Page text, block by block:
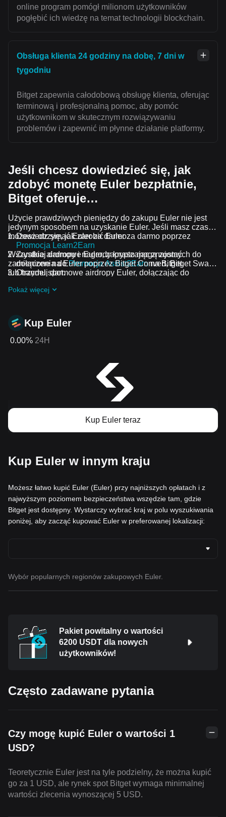
online program pomógł milionom użytkowników
pogłębić ich wiedzę na temat technologii blockchain.
Obsługa klienta 24 godziny na dobę, 7 dni w
tygodniu
Bitget zapewnia całodobową obsługę klienta, oferując
terminową i profesjonalną pomoc, aby pomóc
użytkownikom w skutecznym rozwiązywaniu
problemów i zapewnić im płynne działanie platformy.
Jeśli chcesz dowiedzieć się, jak
zdobyć monetę Euler bezpłatnie,
Bitget oferuje…
Użycie prawdziwych pieniędzy do zakupu Euler nie jest
jedynym sposobem na uzyskanie Euler. Jeśli masz czas,
możesz otrzymać Euler za darmo.
Dowiedz się, jak zarobić Euler za darmo poprzez
Promocja Learn2Earn
Zarabiaj darmowe Euler, zapraszając znajomych do
dołączenia doPromocja Assist2Earnna Bitget.
Otrzymuj darmowe airdropy Euler, dołączając do
Wszystkie airdropy i nagrody krypto mogą zostać
zamienione na Euler poprzez Bitget Convert, Bitget Swap
lub handel spot.
Pokaż więcej
Kup Euler
0.00% 24H
Kup Euler teraz
Kup Euler w innym kraju
Możesz łatwo kupić Euler (Euler) przy najniższych opłatach i z
najwyższym poziomem bezpieczeństwa wszędzie tam, gdzie
Bitget jest dostępny. Wystarczy wybrać kraj w polu wyszukiwania
poniżej, aby zacząć kupować Euler w preferowanej lokalizacji:
Wybór popularnych regionów zakupowych Euler.
Pakiet powitalny o wartości
6200 USDT dla nowych
użytkowników!
Często zadawane pytania
Czy mogę kupić Euler o wartości 1
USD?
Teoretycznie Euler jest na tyle podzielny, że można kupić
go za 1 USD, ale rynek spot Bitget wymaga minimalnej
wartości zlecenia wynoszącej 5 USD.